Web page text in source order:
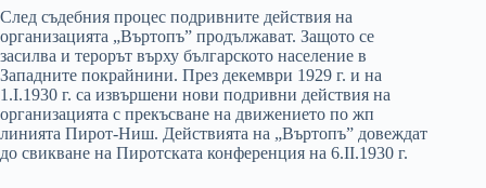
След съдебния процес подривните действия на
организацията „Въртопъ” продължават. Защото се
засилва и терорът върху българското население в
Западните покрайнини. През декември 1929 г. и на
1.І.1930 г. са извършени нови подривни действия на
организацията с прекъсване на движението по жп
линията Пирот-Ниш. Действията на „Въртопъ” довеждат
до свикване на Пиротската конференция на 6.ІІ.1930 г.